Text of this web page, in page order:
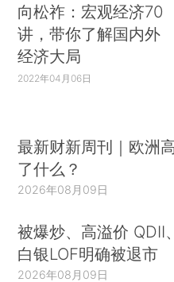
向松祚：宏观经济70
讲，带你了解国内外
经济大局
2022年04月06日
最新财新周刊｜欧洲
了什么？
2026年08月09日
被爆炒、高溢价 QDII
白银LOF明确被退市
2026年08月09日